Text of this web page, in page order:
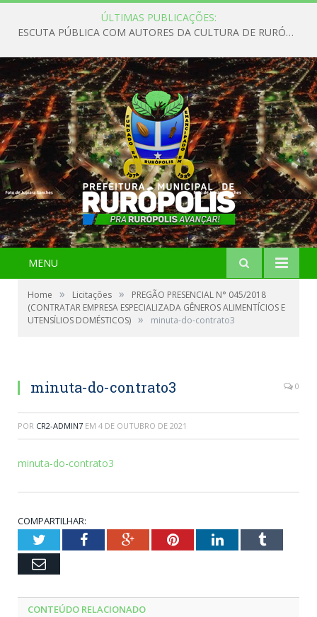
ÚLTIMAS PUBLICAÇÕES:
ESCUTA PÚBLICA COM AUTORES DA CULTURA DE RURÓPOLIS
MENU
Home » Licitações »
PREGÃO PRESENCIAL N° 045/2018
(CONTRATAR EMPRESA ESPECIALIZADA GÊNEROS ALIMENTÍCIOS E
UTENSÍLIOS DOMÉSTICOS) » minuta-do-contrato3
minuta-do-contrato3 0
POR CR2-ADMIN7 EM 4 DE OUTUBRO DE 2021
minuta-do-contrato3
COMPARTILHAR:
TwitterFacebookGoogle+PinterestLinkedInTumblr
Email
CONTEÚDO RELACIONADO